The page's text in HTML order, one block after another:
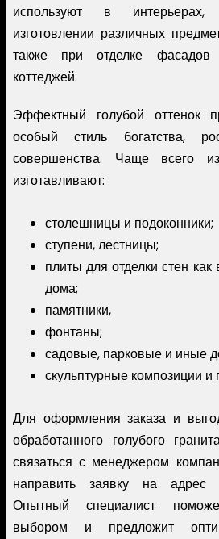
используют в
изготовлении различных
также при отделке фасадов
коттеджей.
Эффектный голубой оттенок
особый стиль богатства,
совершенства. Чаще всего
изготавливают:
столешницы и подоконники;
ступени, лестницы;
плиты для отделки стен как
дома;
памятники,
фонтаны;
садовые, парковые и иные
скульптурные композиции и
Для оформления заказа и
обработанного голубого
связаться с менеджером
направить заявку на адрес
Опытный специалист
выбором и предложит